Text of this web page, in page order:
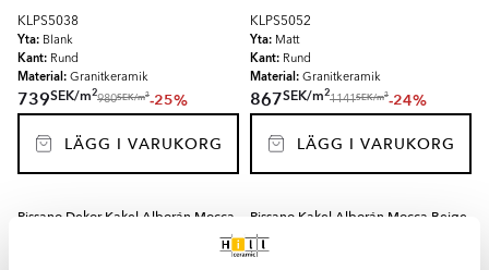
KLPS5038
Yta: Blank
Kant: Rund
Material: Granitkeramik
739SEK/m2
980SEK/m2-25%
LÄGG I VARUKORG
KLPS5052
Yta: Matt
Kant: Rund
Material: Granitkeramik
867SEK/m2
1141SEK/m2-24%
LÄGG I VARUKORG
Pissano Dekor Kakel Alborán Mocca
Pissano Kakel Alborán Mocca Beige
Matt 7.5x15 cm